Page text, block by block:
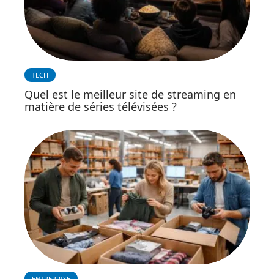
TECH
Quel est le meilleur site de streaming en
matière de séries télévisées ?